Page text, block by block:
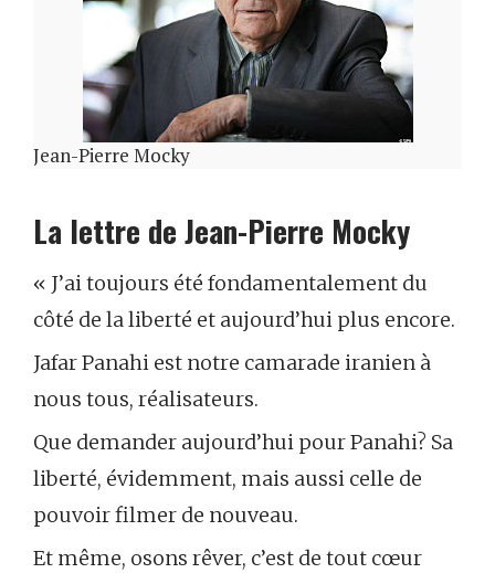
Jean-Pierre Mocky
La lettre de Jean-Pierre Mocky
« J’ai toujours été fondamentalement du
côté de la liberté et aujourd’hui plus encore.
Jafar Panahi est notre camarade iranien à
nous tous, réalisateurs.
Que demander aujourd’hui pour Panahi? Sa
liberté, évidemment, mais aussi celle de
pouvoir filmer de nouveau.
Et même, osons rêver, c’est de tout cœur